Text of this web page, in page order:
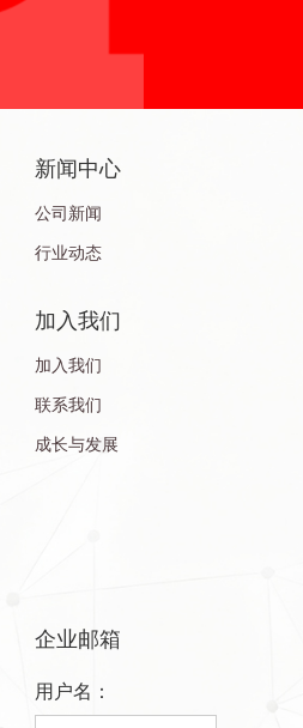
企业邮箱
用户名：
新闻中心
公司新闻
行业动态
加入我们
加入我们
联系我们
成长与发展